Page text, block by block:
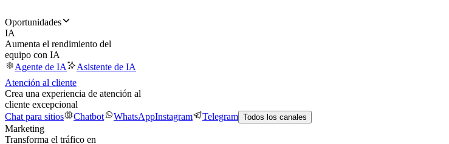
Oportunidades
IA
Aumenta el rendimiento del
equipo con IA
Agente de IA
Asistente de IA
Atención al cliente
Crea una experiencia de atención al
cliente excepcional
Chat para sitios
Chatbot WhatsAppInstagram Telegram Todos los canales
Marketing
Transforma el tráfico en